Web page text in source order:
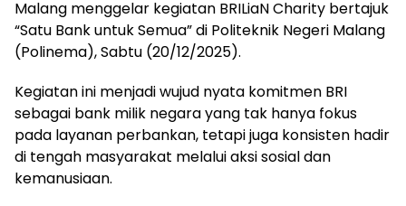
Malang menggelar kegiatan BRILiaN Charity bertajuk
“Satu Bank untuk Semua” di Politeknik Negeri Malang
(Polinema), Sabtu (20/12/2025).
Kegiatan ini menjadi wujud nyata komitmen BRI
sebagai bank milik negara yang tak hanya fokus
pada layanan perbankan, tetapi juga konsisten hadir
di tengah masyarakat melalui aksi sosial dan
kemanusiaan.